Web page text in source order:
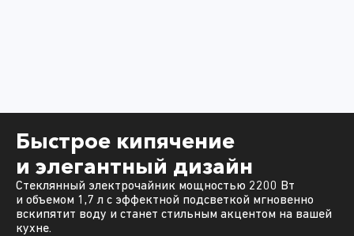
Быстрое кипячение
и элегантный дизайн
Стеклянный электрочайник мощностью 2200 Вт
и объемом 1,7 л с эффектной подсветкой мгновенно
вскипятит воду и станет стильным акцентом на вашей
кухне.